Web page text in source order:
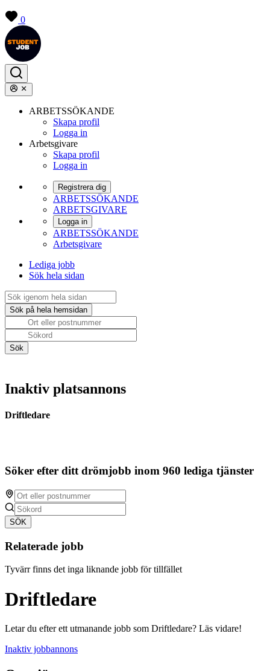
0
ARBETSSÖKANDE
Skapa profil
Logga in
Arbetsgivare
Skapa profil
Logga in
Registrera dig
ARBETSSÖKANDE
ARBETSGIVARE
Logga in
ARBETSSÖKANDE
Arbetsgivare
Lediga jobb
Sök hela sidan
Inaktiv platsannons
Driftledare
Söker efter ditt drömjobb inom 960 lediga tjänster
SÖK
Relaterade jobb
Tyvärr finns det inga liknande jobb för tillfället
Driftledare
Letar du efter ett utmanande jobb som Driftledare? Läs vidare!
Inaktiv jobbannons